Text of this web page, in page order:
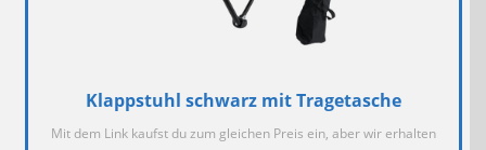
Klappstuhl schwarz mit Tragetasche
Mit dem Link kaufst du zum gleichen Preis ein, aber wir erhalten